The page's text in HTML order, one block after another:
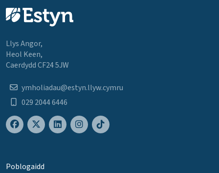
Llys Angor,
Heol Keen,
Caerdydd CF24 5JW
ymholiadau@estyn.llyw.cymru
029 2044 6446
Poblogaidd